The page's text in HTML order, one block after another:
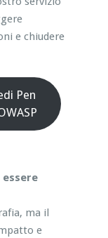
e chiudere
Pen
ma il
e